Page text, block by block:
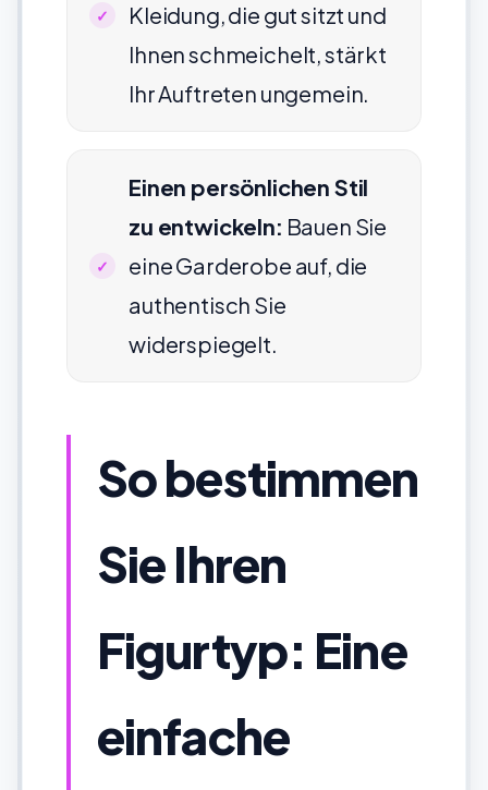
Kleidung, die gut sitzt und
Ihnen schmeichelt, stärkt
Ihr Auftreten ungemein.
Einen persönlichen Stil
zu entwickeln: Bauen Sie
eine Garderobe auf, die
authentisch Sie
widerspiegelt.
So bestimmen
Sie Ihren
Figurtyp: Eine
einfache